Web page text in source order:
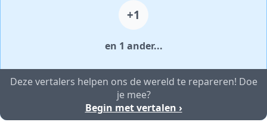
+1
en 1 ander...
Deze vertalers helpen ons de wereld te repareren! Doe
je mee?
Begin met vertalen ›